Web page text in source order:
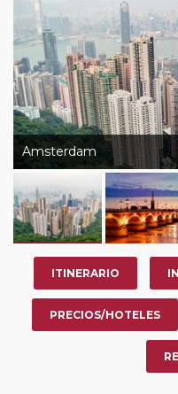
7 noches según circuito
fundamental que el
fecha escogida y
suplemento por parada
Dólares por persona. Si
otro circuito del mismo
suplemento.
Pasajero Club:este
año, ofrece a los
nosotros en los últimos
nuestro Club de
tras rellenar el
o los que estén en
descuento del 5%.
Amsterdam
ITINERARIO
PRECIOS/HOTELES